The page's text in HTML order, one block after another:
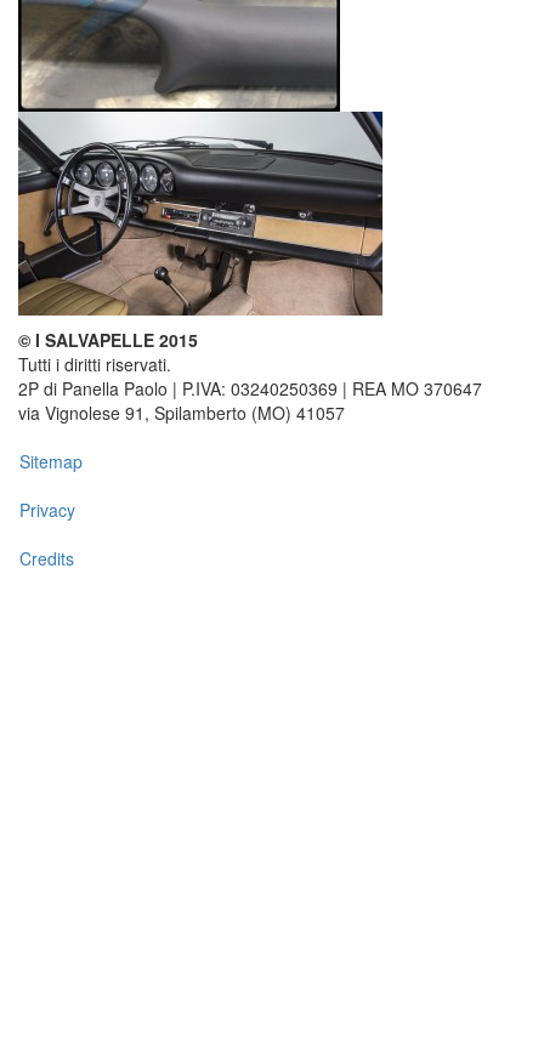
© I SALVAPELLE 2015
Tutti i diritti riservati.
2P di Panella Paolo | P.IVA: 03240250369 | REA MO 370647
via Vignolese 91, Spilamberto (MO) 41057
Sitemap
Privacy
Credits